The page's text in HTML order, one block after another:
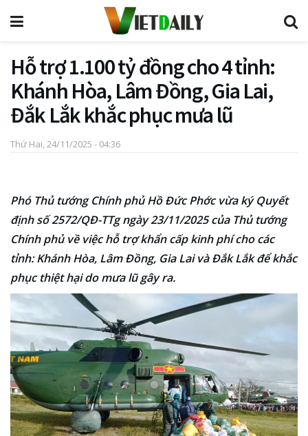
Hỗ trợ 1.100 tỷ đồng cho 4 tỉnh:
Khánh Hòa, Lâm Đồng, Gia Lai,
Đắk Lắk khắc phục mưa lũ
Thứ Hai, 24/11/2025 - 04:36
Phó Thủ tướng Chính phủ Hồ Đức Phớc vừa ký Quyết
định số 2572/QĐ-TTg ngày 23/11/2025 của Thủ tướng
Chính phủ về việc hỗ trợ khẩn cấp kinh phí cho các
tỉnh: Khánh Hòa, Lâm Đồng, Gia Lai và Đắk Lắk để khắc
phục thiệt hại do mưa lũ gây ra.